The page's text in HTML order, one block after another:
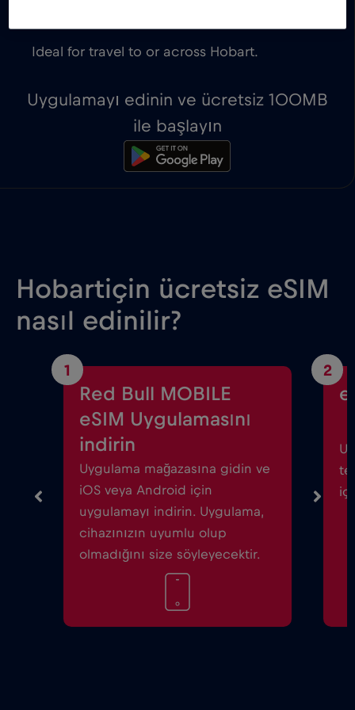
Ideal for travel to or across Hobart.
Uygulamayı edinin ve ücretsiz 100MB
ile başlayın
Hobartiçin ücretsiz eSIM
nasıl edinilir?
1
Red Bull MOBILE
eSIM Uygulamasını
indirin
Uygulama mağazasına gidin ve
iOS veya Android için
uygulamayı indirin. Uygulama,
cihazınızın uyumlu olup
olmadığını size söyleyecektir.
2